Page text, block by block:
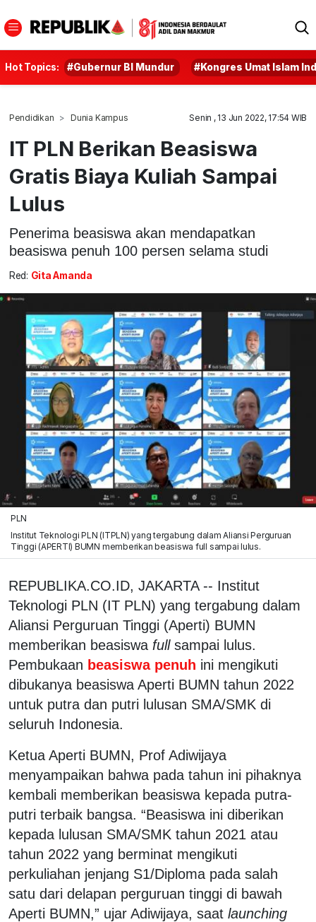
Hot Topics: #Gubernur BI Mundur #Kongres Umat Islam
Pendidikan Dunia Kampus Senin , 13 Jun 2022, 17:54 WIB
IT PLN Berikan Beasiswa
Gratis Biaya Kuliah Sampai
Lulus
Penerima beasiswa akan mendapatkan
beasiswa penuh 100 persen selama studi
Red: Gita Amanda
PLN
Institut Teknologi PLN (ITPLN) yang tergabung dalam Aliansi Perguruan
Tinggi (APERTI) BUMN memberikan beasiswa full sampai lulus.
REPUBLIKA.CO.ID, JAKARTA -- Institut
Teknologi PLN (IT PLN) yang tergabung dalam
Aliansi Perguruan Tinggi (Aperti) BUMN
memberikan beasiswa fullsampai lulus.
Pembukaan beasiswa penuh ini mengikuti
dibukanya beasiswa Aperti BUMN tahun 2022
untuk putra dan putri lulusan SMA/SMK di
seluruh Indonesia.
Ketua Aperti BUMN, Prof Adiwijaya
menyampaikan bahwa pada tahun ini pihaknya
kembali memberikan beasiswa kepada putra-
putri terbaik bangsa. “Beasiswa ini diberikan
kepada lulusan SMA/SMK tahun 2021 atau
tahun 2022 yang berminat mengikuti
perkuliahan jenjang S1/Diploma pada salah
satu dari delapan perguruan tinggi di bawah
Aperti BUMN,” ujar Adiwijaya, saat launching